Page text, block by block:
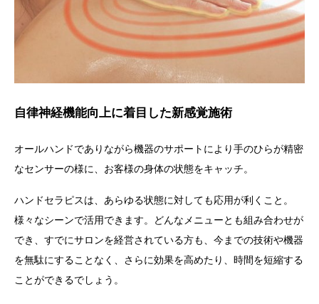
自律神経機能向上に着目した新感覚施術
オールハンドでありながら機器のサポートにより手のひらが精密
なセンサーの様に、お客様の身体の状態をキャッチ。
ハンドセラピスは、あらゆる状態に対しても応用が利くこと。
様々なシーンで活用できます。
どんなメニューとも組み合わせが
でき、すでにサロンを経営されている方も、今までの技術や機器
を無駄にすることなく、さらに効果を高めたり、時間を短縮する
ことができるでしょう。